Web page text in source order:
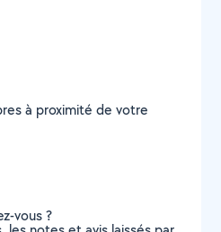
à proximité de votre
vous ?